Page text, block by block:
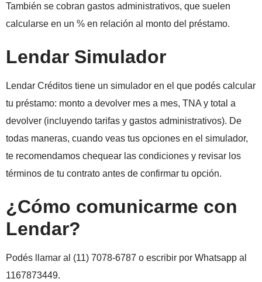
También se cobran gastos administrativos, que suelen
calcularse en un % en relación al monto del préstamo.
Lendar Simulador
Lendar Créditos tiene un simulador en el que podés calcular
tu préstamo: monto a devolver mes a mes, TNA y total a
devolver (incluyendo tarifas y gastos administrativos). De
todas maneras, cuando veas tus opciones en el simulador,
te recomendamos chequear las condiciones y revisar los
términos de tu contrato antes de confirmar tu opción.
¿Cómo comunicarme con
Lendar?
Podés llamar al (11) 7078-6787 o escribir por Whatsapp al
1167873449.